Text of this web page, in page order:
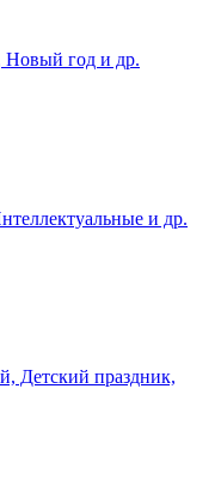
Новый год и др.
и др.
Детский праздник,